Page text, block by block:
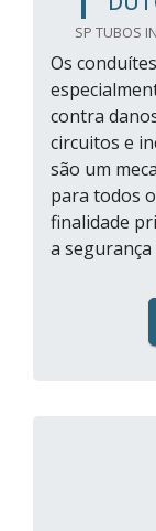
SP TUBOS
Os
contra
circuitos e
são um
para todos
finalidade
a segurança